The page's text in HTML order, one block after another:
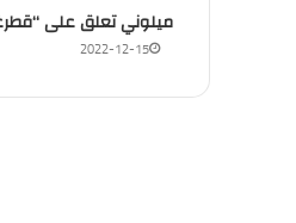
منذ 3 أسابيع
ميلوني تعلق على
2022-12-15